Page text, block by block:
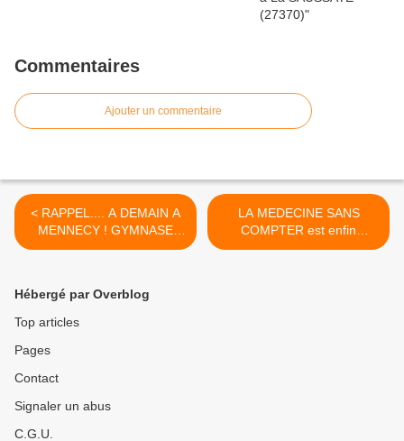
Commentaires
Ajouter un commentaire
< RAPPEL.... A DEMAIN A
MENNECY ! GYMNASE
RENE GUITTON
LA MEDECINE SANS
COMPTER est enfin
disponible dans toutes les
Hébergé par Overblog
Top articles
Pages
Contact
Signaler un abus
C.G.U.